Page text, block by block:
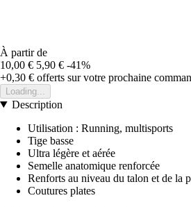
À partir de
10,00 € 5,90 € -41%
+0,30 € offerts sur votre prochaine
Loading...
Description
Utilisation : Running, multisports
Tige basse
Ultra légère et aérée
Semelle anatomique renforcée
Renforts au niveau du talon et de la
Coutures plates